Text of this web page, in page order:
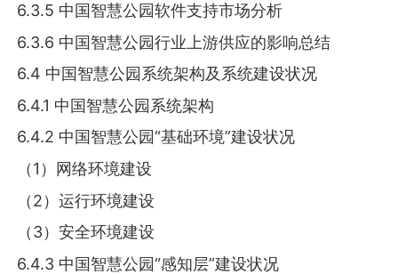
6.3.5 中国智慧公园软件支持市场分析
6.3.6 中国智慧公园行业上游供应的影响总结
6.4 中国智慧公园系统架构及系统建设状况
6.4.1 中国智慧公园系统架构
6.4.2 中国智慧公园“基础环境”建设状况
（1）网络环境建设
（2）运行环境建设
（3）安全环境建设
6.4.3 中国智慧公园“感知层”建设状况